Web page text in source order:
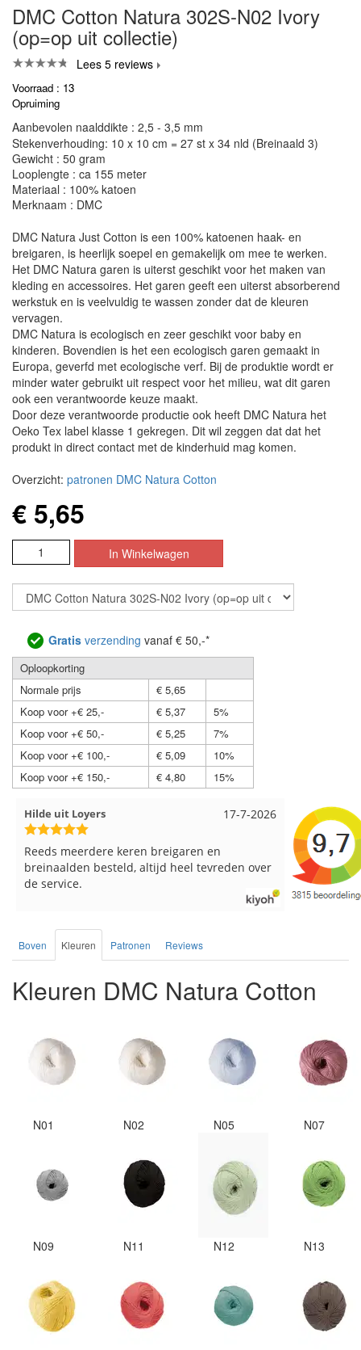
DMC Cotton Natura 302S-N02 Ivory
(op=op uit collectie)
Lees 5 reviews
Voorraad : 13
Opruiming
Aanbevolen naalddikte : 2,5 - 3,5 mm
Stekenverhouding: 10 x 10 cm = 27 st x 34 nld (Breinaald 3)
Gewicht : 50 gram
Looplengte : ca 155 meter
Materiaal : 100% katoen
Merknaam : DMC
DMC Natura Just Cotton is een 100% katoenen haak- en
breigaren, is heerlijk soepel en gemakelijk om mee te werken.
Het DMC Natura garen is uiterst geschikt voor het maken van
kleding en accessoires. Het garen geeft een uiterst absorberend
werkstuk en is veelvuldig te wassen zonder dat de kleuren
vervagen.
DMC Natura is ecologisch en zeer geschikt voor baby en
kinderen. Bovendien is het een ecologisch garen gemaakt in
Europa, geverfd met ecologische verf. Bij de produktie wordt er
minder water gebruikt uit respect voor het milieu, wat dit garen
ook een verantwoorde keuze maakt.
Door deze verantwoorde productie ook heeft DMC Natura het
Oeko Tex label klasse 1 gekregen. Dit wil zeggen dat dat het
produkt in direct contact met de kinderhuid mag komen.
Overzicht: patronen DMC Natura Cotton
€ 5,65
Gratis verzending vanaf € 50,-*
Oploopkorting
Normale prijs
€ 5,65
Koop voor +€ 25,-
€ 5,37
5%
Koop voor +€ 50,-
€ 5,25
7%
Koop voor +€ 100,-
€ 5,09
10%
Koop voor +€ 150,-
€ 4,80 15%
17-7-2026
Hilde uit Loyers
Reeds meerdere keren breigaren en
breinaalden besteld, altijd heel tevreden over
de service.
Loes uit
Snelle
Boven Kleuren Patronen Reviews
Kleuren DMC Natura Cotton
N01 N02 N05 N07
N09 N11 N12 N13